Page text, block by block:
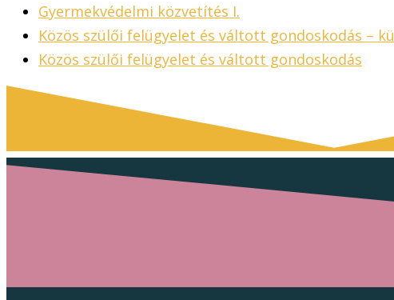
Gyermekvédelmi közvetítés I.
Közös szülői felügyelet és váltott gondoskodás –
Közös szülői felügyelet és váltott gondoskodás